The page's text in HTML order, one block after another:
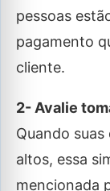
pessoas
pagamento
cliente.
2- Avalie
Quando
altos, essa
mencionada